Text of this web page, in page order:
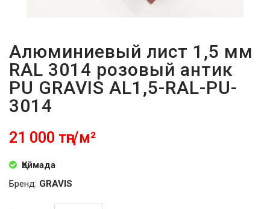
Алюминиевый лист 1,5 мм
RAL 3014 розовый антик
PU GRAVIS AL1,5-RAL-PU-
3014
21 000 тңг/м²
Қоймада
Бренд: GRAVIS